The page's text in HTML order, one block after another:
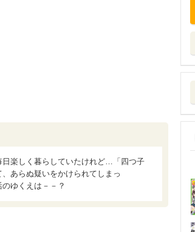
楽しく暮らしていたけれど…「四つ子
あらぬ疑いをかけられてしまっ
ゆくえは－－？